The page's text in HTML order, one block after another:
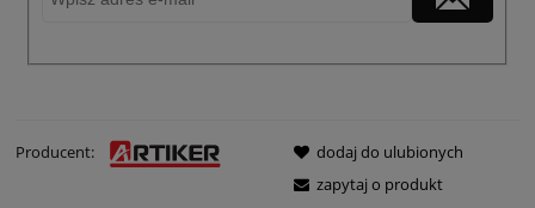
Producent:
dodaj do ulubionych
zapytaj o produkt